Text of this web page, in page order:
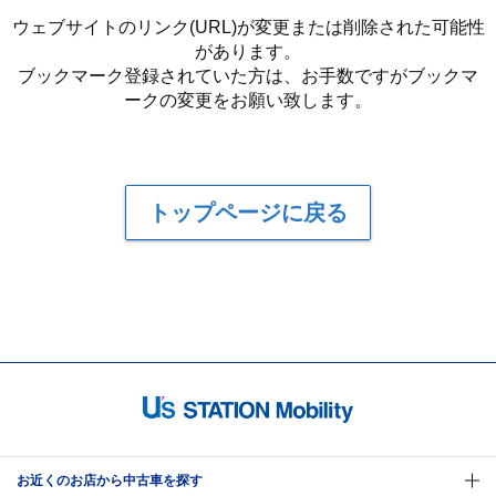
ウェブサイトのリンク(URL)が変更または削除された可能性
があります。
ブックマーク登録されていた方は、お手数ですがブックマ
ークの変更をお願い致します。
トップページに戻る
お近くのお店から中古車を探す